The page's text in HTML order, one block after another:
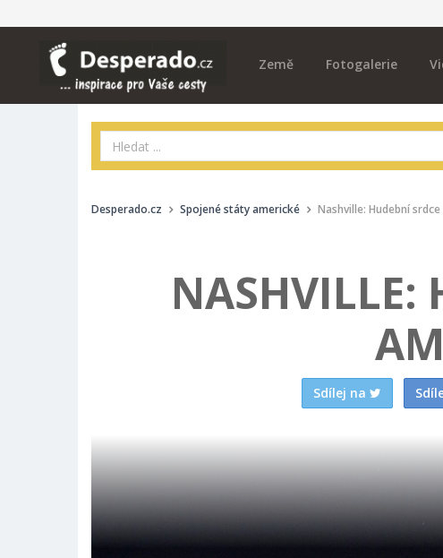
Země Fotogalerie
Desperado.cz Spojené státy americké Nashville: Hudební
NASHVILLE:
Sdílej na